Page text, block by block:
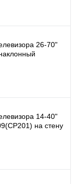
26-70"
Монитора
14-40"
на стену
для ТВ/